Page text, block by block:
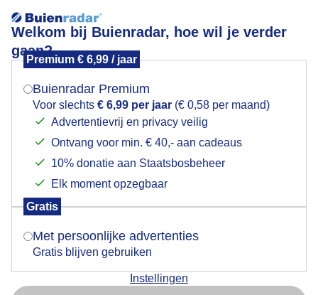
Welkom bij Buienradar, hoe wil je verder
gaan?
Premium € 6,99 / jaar
Buienradar Premium
Voor slechts € 6,99 per jaar (€ 0,58 per maand)
Advertentievrij en privacy veilig
Ontvang voor min. € 40,- aan cadeaus
10% donatie aan Staatsbosbeheer
Elk moment opzegbaar
Gratis
Met persoonlijke advertenties
Gratis blijven gebruiken
Instellingen
Kokmeeuw
Mogen we je locatie gebruiken voor het
Indien je hier nog geen akkoord op hebt gegeven,
verschijnt er zo een pop-up uit je browser waarin
Is goed, toon de popup
Nu niet, misschien later